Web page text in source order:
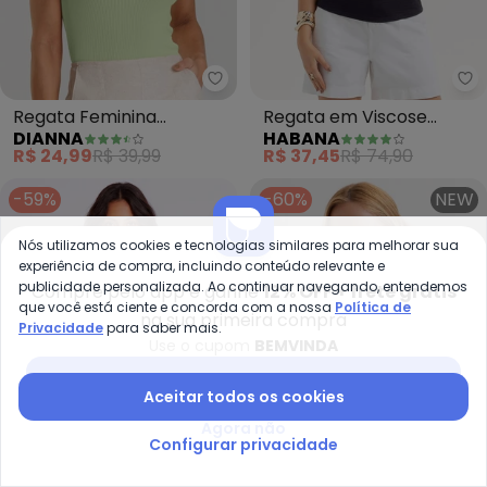
Dianna - Regata Feminina
Regata Feminina
Canelada (Verde)
DIANNA
R$ 24,99R$ 39,99
Regata em Viscose
(Preto)
HABANA
R$ 37,45R$ 74,90
-59%
-60% NEW
Compre pelo app e ganhe12% OFF + frete grátis
na sua primeira compra
Nós utilizamos cookies e tecnologias similares para melhorar sua
experiência de compra, incluindo conteúdo relevante e
publicidade personalizada. Ao continuar navegando, entendemos
que você está ciente e concorda com a nossa Política de
Privacidadepara saber mais.
Aceitar todos os cookies
Configurar privacidade